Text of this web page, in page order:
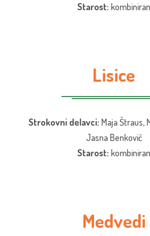
Starost: kombiniran
Lisice
Strokovni delavci:Maja Štraus,
Jasna Benkovič
Starost: kombiniran
Medvedi